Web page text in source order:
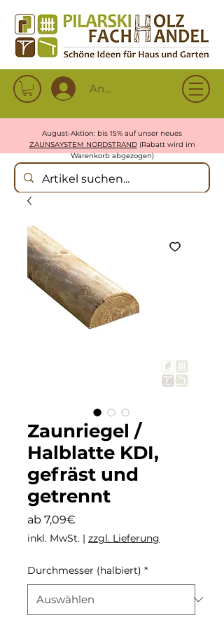
Anmelden
August-Aktion: bis 15% auf unser neues
ZAUNSAYSTEM NORDSTRAND(Rabatt wird im
Warenkorb abgezogen)
Zaunriegel /
Halblatte KDI,
gefräst und
getrennt
ab 7,09€
Preis
inkl. MwSt. | zzgl. Lieferung
Durchmesser (halbiert) *